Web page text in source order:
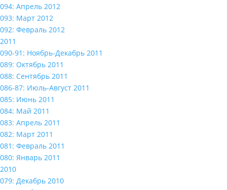
094: Апрель 2012
093: Март 2012
092: Февраль 2012
2011
090-91: Ноябрь-Декабрь 2011
089: Октябрь 2011
088: Сентябрь 2011
086-87: Июль-Август 2011
085: Июнь 2011
084: Май 2011
083: Апрель 2011
082: Март 2011
081: Февраль 2011
080: Январь 2011
2010
079: Декабрь 2010